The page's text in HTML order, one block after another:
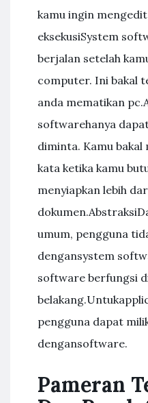
kamu ingin
eksekusiSystem
berjalan setelah
computer. Ini bakal
anda mematikan
softwarehanya
diminta. Kamu bakal
kata ketika kamu
menyiapkan lebih
umum, pengguna
dengansystem
software berfungsi
pengguna dapat
dengansoftware.
Pameran